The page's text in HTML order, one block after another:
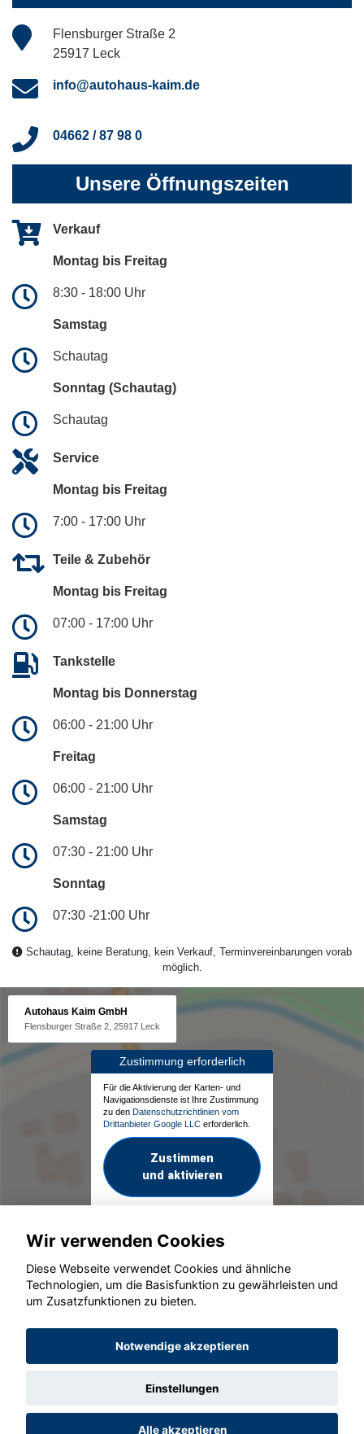
Flensburger Straße 2
25917 Leck
info@autohaus-kaim.de
04662 / 87 98 0
Unsere Öffnungszeiten
Verkauf
Montag bis Freitag
8:30 - 18:00 Uhr
Samstag
Schautag
Sonntag (Schautag)
Schautag
Service
Montag bis Freitag
7:00 - 17:00 Uhr
Teile & Zubehör
Montag bis Freitag
07:00 - 17:00 Uhr
Tankstelle
Montag bis Donnerstag
06:00 - 21:00 Uhr
Freitag
06:00 - 21:00 Uhr
Samstag
07:30 - 21:00 Uhr
Sonntag
07:30 -21:00 Uhr
Schautag, keine Beratung, kein Verkauf, Terminvereinbarungen vorab
möglich.
Autohaus Kaim GmbH
Flensburger Straße 2, 25917 Leck
Zustimmung erforderlich
Für die Aktivierung der Karten- und
Navigationsdienste ist Ihre Zustimmung
zu den Datenschutzrichtlinien vom
Drittanbieter Google LLC erforderlich.
Zustimmen
und aktivieren
© konjunkturmotor.de GmbH 2020 - 2026
Wir verwenden Cookies
Diese Webseite verwendet Cookies und ähnliche
Technologien, um die Basisfunktion zu gewährleisten und
um Zusatzfunktionen zu bieten.
Notwendige akzeptieren
Einstellungen
Alle akzeptieren